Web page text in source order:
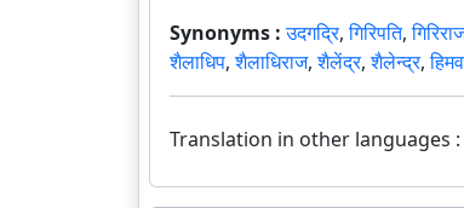
Synonyms :उदगद्रि,गिरिपति,
शैलाधिप,शैलाधिराज,शैलेंद्र,शैलेन्द्र,
Translation in other languages :